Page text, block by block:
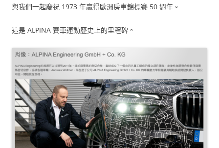
與我們一起慶祝 1973 年贏得歐洲房車錦標賽 50 週年。
這是 ALPINA 賽車運動歷史上的里程碑。